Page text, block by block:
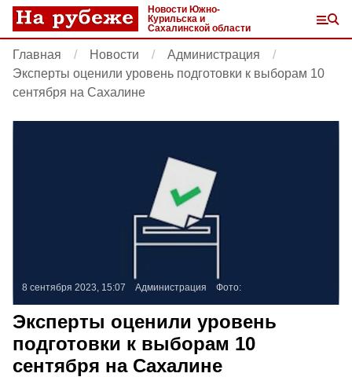
Новости Южно-
Курильска и
Сахалинской области
Главная Новости
Администрация
Эксперты оценили уровень подготовки к выборам 10
сентября на Сахалине
8 сентября 2023, 15:07 Администрация Фото:
Эксперты оценили уровень
подготовки к выборам 10
сентября на Сахалине